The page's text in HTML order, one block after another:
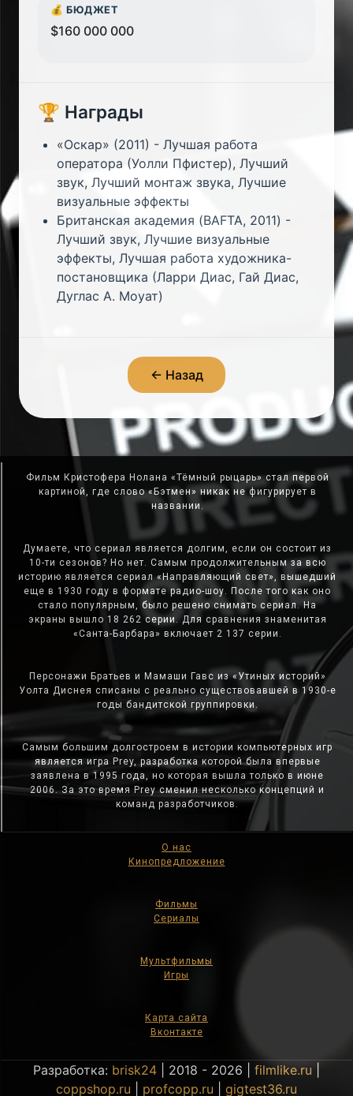
💰 БЮДЖЕТ
$160 000 000
🏆 Награды
«Оскар» (2011) - Лучшая работа
оператора (Уолли Пфистер), Лучший
звук, Лучший монтаж звука, Лучшие
визуальные эффекты
Британская академия (BAFTA, 2011) -
Лучший звук, Лучшие визуальные
эффекты, Лучшая работа художника-
постановщика (Ларри Диас, Гай Диас,
Дуглас А. Моуат)
← Назад
Фильм Кристофера Нолана «Тёмный рыцарь» стал первой
картиной, где слово «Бэтмен» никак не фигурирует в
названии.
Думаете, что сериал является долгим, если он состоит из
10-ти сезонов? Но нет. Самым продолжительным за всю
историю является сериал «Направляющий свет», вышедший
еще в 1930 году в формате радио-шоу. После того как оно
стало популярным, было решено снимать сериал. На
экраны вышло 18 262 серии. Для сравнения знаменитая
«Санта-Барбара» включает 2 137 серии.
Персонажи Братьев и Мамаши Гавс из «Утиных историй»
Уолта Диснея списаны с реально существовавшей в 1930-е
годы бандитской группировки.
Самым большим долгостроем в истории компьютерных игр
является игра Prey, разработка которой была впервые
заявлена в 1995 года, но которая вышла только в июне
2006. За это время Prey сменил несколько концепций и
команд разработчиков.
О нас
Кинопредложение
Фильмы
Сериалы
Мультфильмы
Игры
Карта сайта
Вконтакте
Разработка: brisk24 | 2018 - 2026 | filmlike.ru
coppshop.ru
profcopp.ru gigtest36.ru